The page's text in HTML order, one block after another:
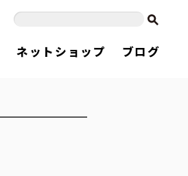
ネットショップ ブログ